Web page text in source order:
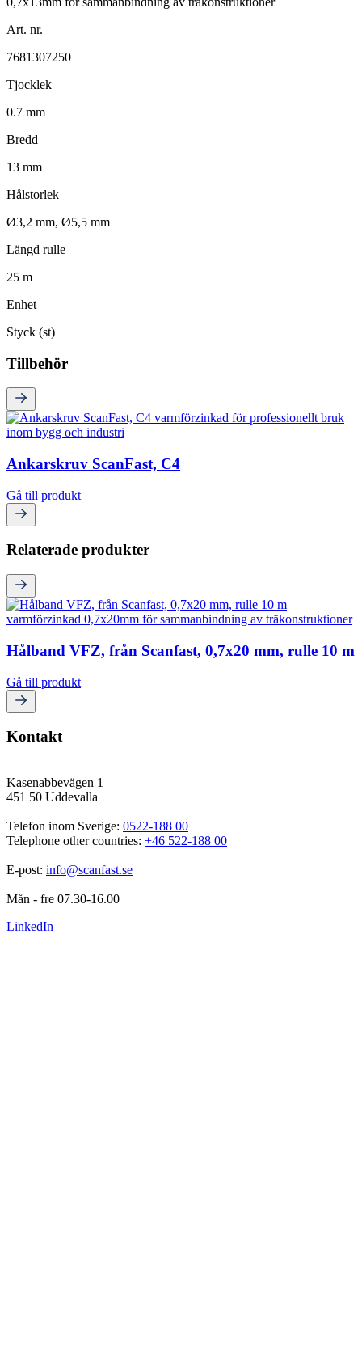
Art. nr.
7681307250
Tjocklek
0.7 mm
Bredd
13 mm
Hålstorlek
Ø3,2 mm, Ø5,5 mm
Längd rulle
25 m
Enhet
Styck (st)
Tillbehör
Ankarskruv ScanFast, C4
Gå till produkt
Relaterade produkter
Hålband VFZ, från Scanfast, 0,7x20 mm, rulle 10 m
Gå till produkt
Kontakt
Kasenabbevägen 1
451 50 Uddevalla
Telefon inom Sverige: 0522-188 00
Telephone other countries: +46 522-188 00
E-post: info@scanfast.se
Mån - fre 07.30-16.00
LinkedIn